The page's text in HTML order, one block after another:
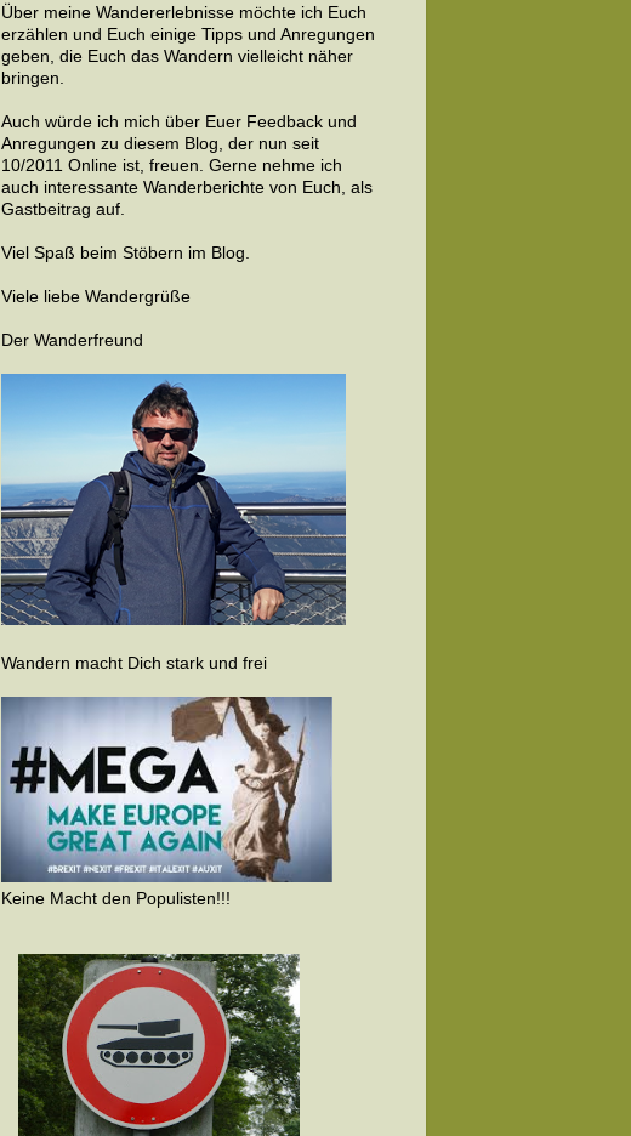
Über meine Wandererlebnisse möchte ich Euch
erzählen und Euch einige Tipps und Anregungen
geben, die Euch das Wandern vielleicht näher
bringen.
Auch würde ich mich über Euer Feedback und
Anregungen zu diesem Blog, der nun seit
10/2011 Online ist, freuen. Gerne nehme ich
auch interessante Wanderberichte von Euch, als
Gastbeitrag auf.
Viel Spaß beim Stöbern im Blog.
Viele liebe Wandergrüße
Der Wanderfreund
Wandern macht Dich stark und frei
Keine Macht den Populisten!!!